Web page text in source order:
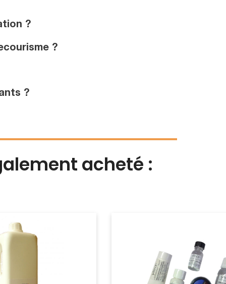
?
?
?
acheté :